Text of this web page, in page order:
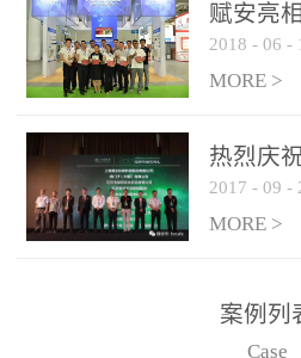
更早的进行预警，达到早
报早防的效果。 系统构
成示意图： 图像型火灾
和监控端两大部分组成。
两者之间通过以太网相
联，一台监控主机最多可
从监控主机上获取，最多
只能接6台，超过的需从现
赋安亮
慧消防新
2018 - 06 -
MORE >
热烈庆
联合采
2017 - 09 -
MORE >
案例列
Case